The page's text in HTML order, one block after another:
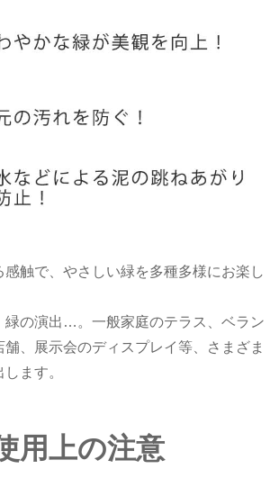
感触で、やさしい緑を多種多様にお楽し
緑の演出…。一般家庭のテラス、ベラン
舗、展示会のディスプレイ等、さまざま
ます。
用上の注意